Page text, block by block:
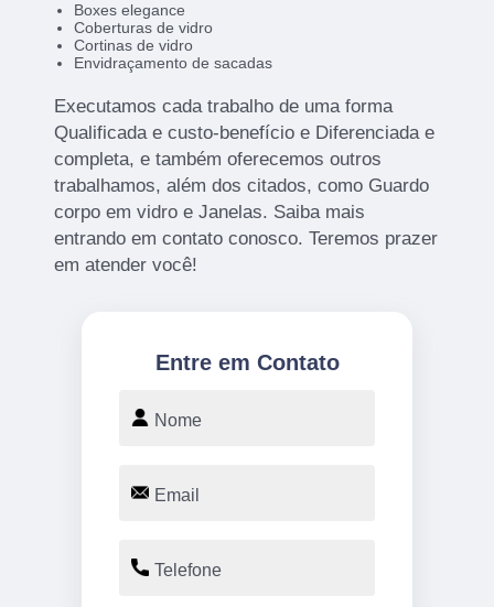
Boxes elegance
Coberturas de vidro
Cortinas de vidro
Envidraçamento de sacadas
Executamos cada trabalho de uma forma
Qualificada e custo-benefício e Diferenciada e
completa, e também oferecemos outros
trabalhamos, além dos citados, como Guardo
corpo em vidro e Janelas. Saiba mais
entrando em contato conosco. Teremos prazer
em atender você!
Entre em Contato